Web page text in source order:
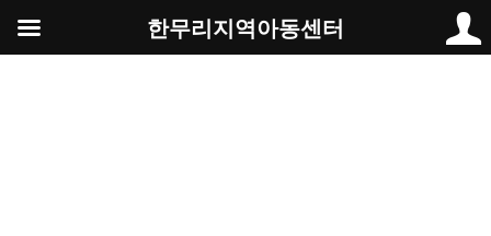
한무리지역아동센터